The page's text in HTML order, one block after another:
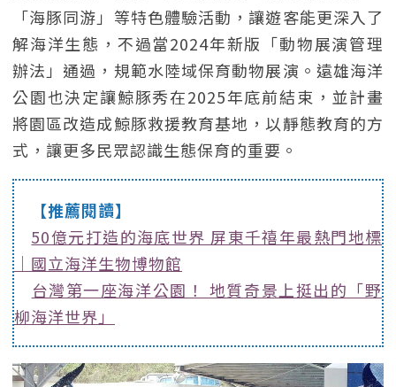
「海豚同游」等特色體驗活動，讓遊客能更深入了
解海洋生態，不過當2024年新版「動物展演管理
辦法」通過，規範水陸域保育動物展演。遠雄海洋
公園也決定讓鯨豚秀在2025年底前結束，並計畫
將園區改造成鯨豚救援教育基地，以靜態教育的方
式，讓更多民眾認識生態保育的重要。
【推薦閱讀】
50億元打造的海底世界 屏東千禧年最熱門地標
｜國立海洋生物博物館
台灣第一座海洋公園！ 地質奇景上挺出的「野
柳海洋世界」